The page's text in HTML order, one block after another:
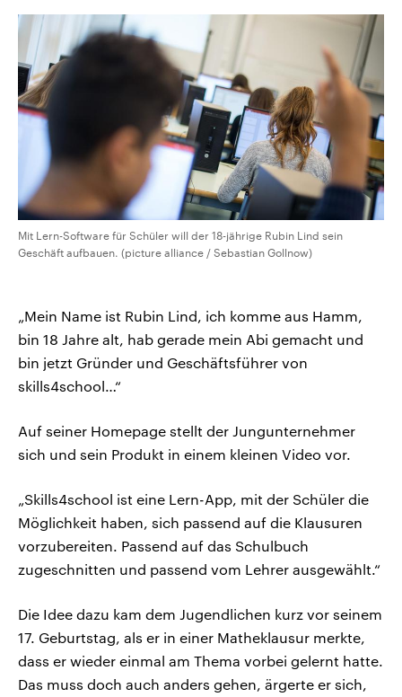
Audio-Archiv
Mit Lern-Software für Schüler will der 18-jährige Rubin Lind sein
Geschäft aufbauen. (picture alliance / Sebastian Gollnow)
„Mein Name ist Rubin Lind, ich komme aus Hamm,
bin 18 Jahre alt, hab gerade mein Abi gemacht und
bin jetzt Gründer und Geschäftsführer von
skills4school…“
Auf seiner Homepage stellt der Jungunternehmer
sich und sein Produkt in einem kleinen Video vor.
„Skills4school ist eine Lern-App, mit der Schüler die
Möglichkeit haben, sich passend auf die Klausuren
vorzubereiten. Passend auf das Schulbuch
zugeschnitten und passend vom Lehrer ausgewählt.“
Die Idee dazu kam dem Jugendlichen kurz vor seinem
17. Geburtstag, als er in einer Matheklausur merkte,
dass er wieder einmal am Thema vorbei gelernt hatte.
Das muss doch auch anders gehen, ärgerte er sich,